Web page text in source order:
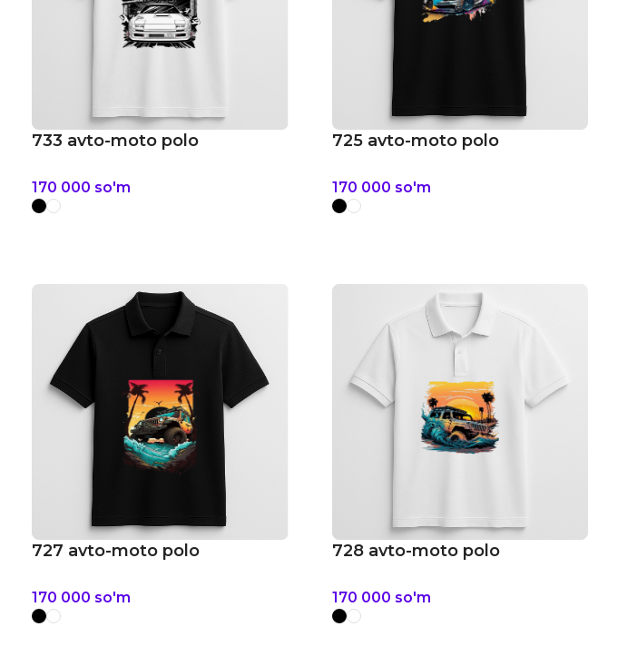
733 avto-moto polo
170 000 so'm
725 avto-moto polo
170 000 so'm
727 avto-moto polo
170 000 so'm
728 avto-moto polo
170 000 so'm